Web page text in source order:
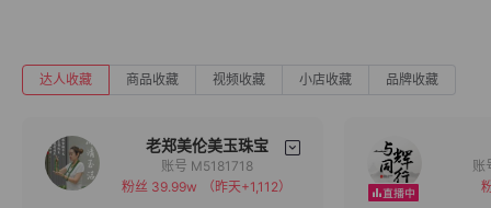
达人收藏 商品收藏 视频收藏 小店收藏 品牌收藏
老郑美伦美玉珠宝
备注
账号 M5181718
粉丝 39.99w
（昨天+1,112）